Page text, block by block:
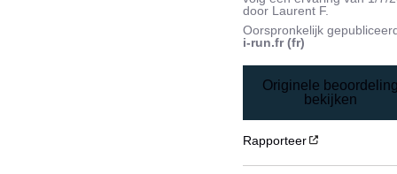
door Laurent F.
Oorspronkelijk
i-run.fr (fr)
Originele
bekijken
Rapporteer